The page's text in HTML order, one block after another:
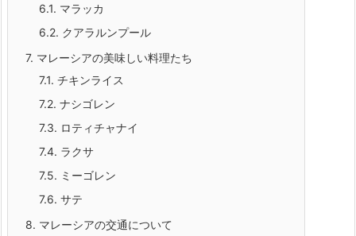
6.1. マラッカ
6.2. クアラルンプール
7. マレーシアの美味しい料理たち
7.1. チキンライス
7.2. ナシゴレン
7.3. ロティチャナイ
7.4. ラクサ
7.5. ミーゴレン
7.6. サテ
8. マレーシアの交通について